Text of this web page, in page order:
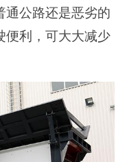
通公路还是恶劣的
便利，可大大减少